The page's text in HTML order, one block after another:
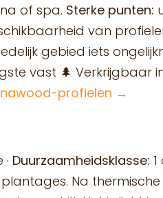
of spa. Sterke punten:
van
gebied iets
vast 🌲 Verkrijgbaar
profielen →
Duurzaamheidsklasse:
Na